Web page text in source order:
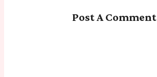
Post A Comment